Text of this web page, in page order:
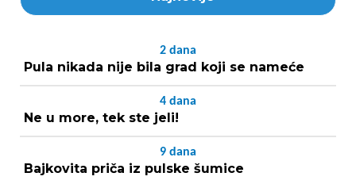
2 dana
Pula nikada nije bila grad koji se nameće
4 dana
Ne u more, tek ste jeli!
9 dana
Bajkovita priča iz pulske šumice